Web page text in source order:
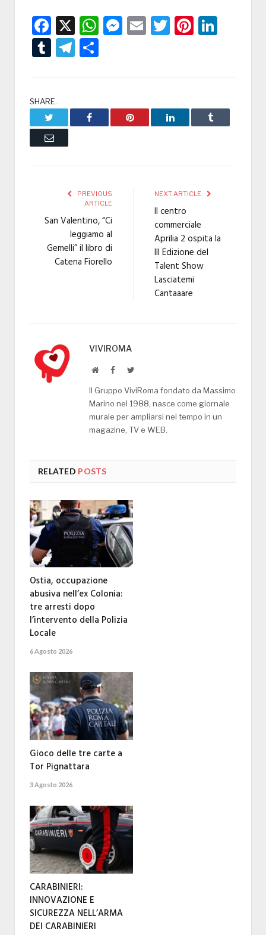
Facebook
X WhatsApp
Messenger
EmailTwitter
TumblrTelegram
SHARE.
Facebook Pinterest LinkedIn Tumblr
Email
PREVIOUS
ARTICLE
San Valentino, “Ci
leggiamo al
Gemelli” il libro di
Catena Fiorello
NEXT ARTICLE
Il centro
commerciale
Aprilia 2 ospita la
III Edizione del
Talent Show
Lasciatemi
Cantaaare
VIVIROMA
WebsiteFacebookTwitter
Il Gruppo ViviRoma fondato da Massimo
Marino nel 1988, nasce come giornale
murale per ampliarsi nel tempo in un
magazine, TV e WEB.
RELATED POSTS
Ostia, occupazione
abusiva nell’ex Colonia:
tre arresti dopo
l’intervento della Polizia
Locale
6 Agosto 2026
Gioco delle tre carte a
Tor Pignattara
3 Agosto 2026
CARABINIERI:
INNOVAZIONE E
SICUREZZA NELL’ARMA
DEI CARABINIERI